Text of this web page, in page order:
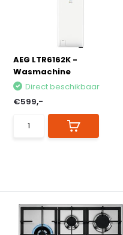
AEG LTR6162K -
Wasmachine
Direct beschikbaar
€599,-